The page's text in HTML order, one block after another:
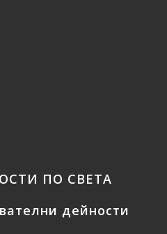
ПО СВЕТА
дейности